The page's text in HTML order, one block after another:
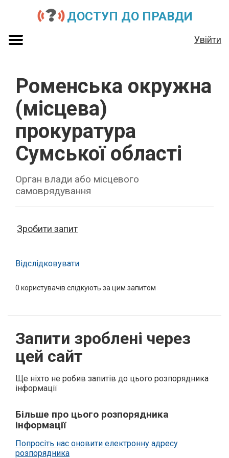
ДОСТУП ДО ПРАВДИ
Увійти
Роменська окружна
(місцева)
прокуратура
Сумської області
Орган влади або місцевого
самоврядування
Зробити запит
Відслідковувати
0 користувачів слідкують за цим запитом
Запити зроблені через
цей сайт
Ще ніхто не робив запитів до цього розпорядника
інформації
Більше про цього розпорядника
інформації
Попросіть нас оновити електронну адресу
розпорядника